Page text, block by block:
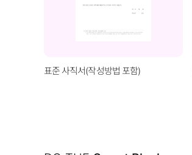
표준 사직서(작성방법 포함)